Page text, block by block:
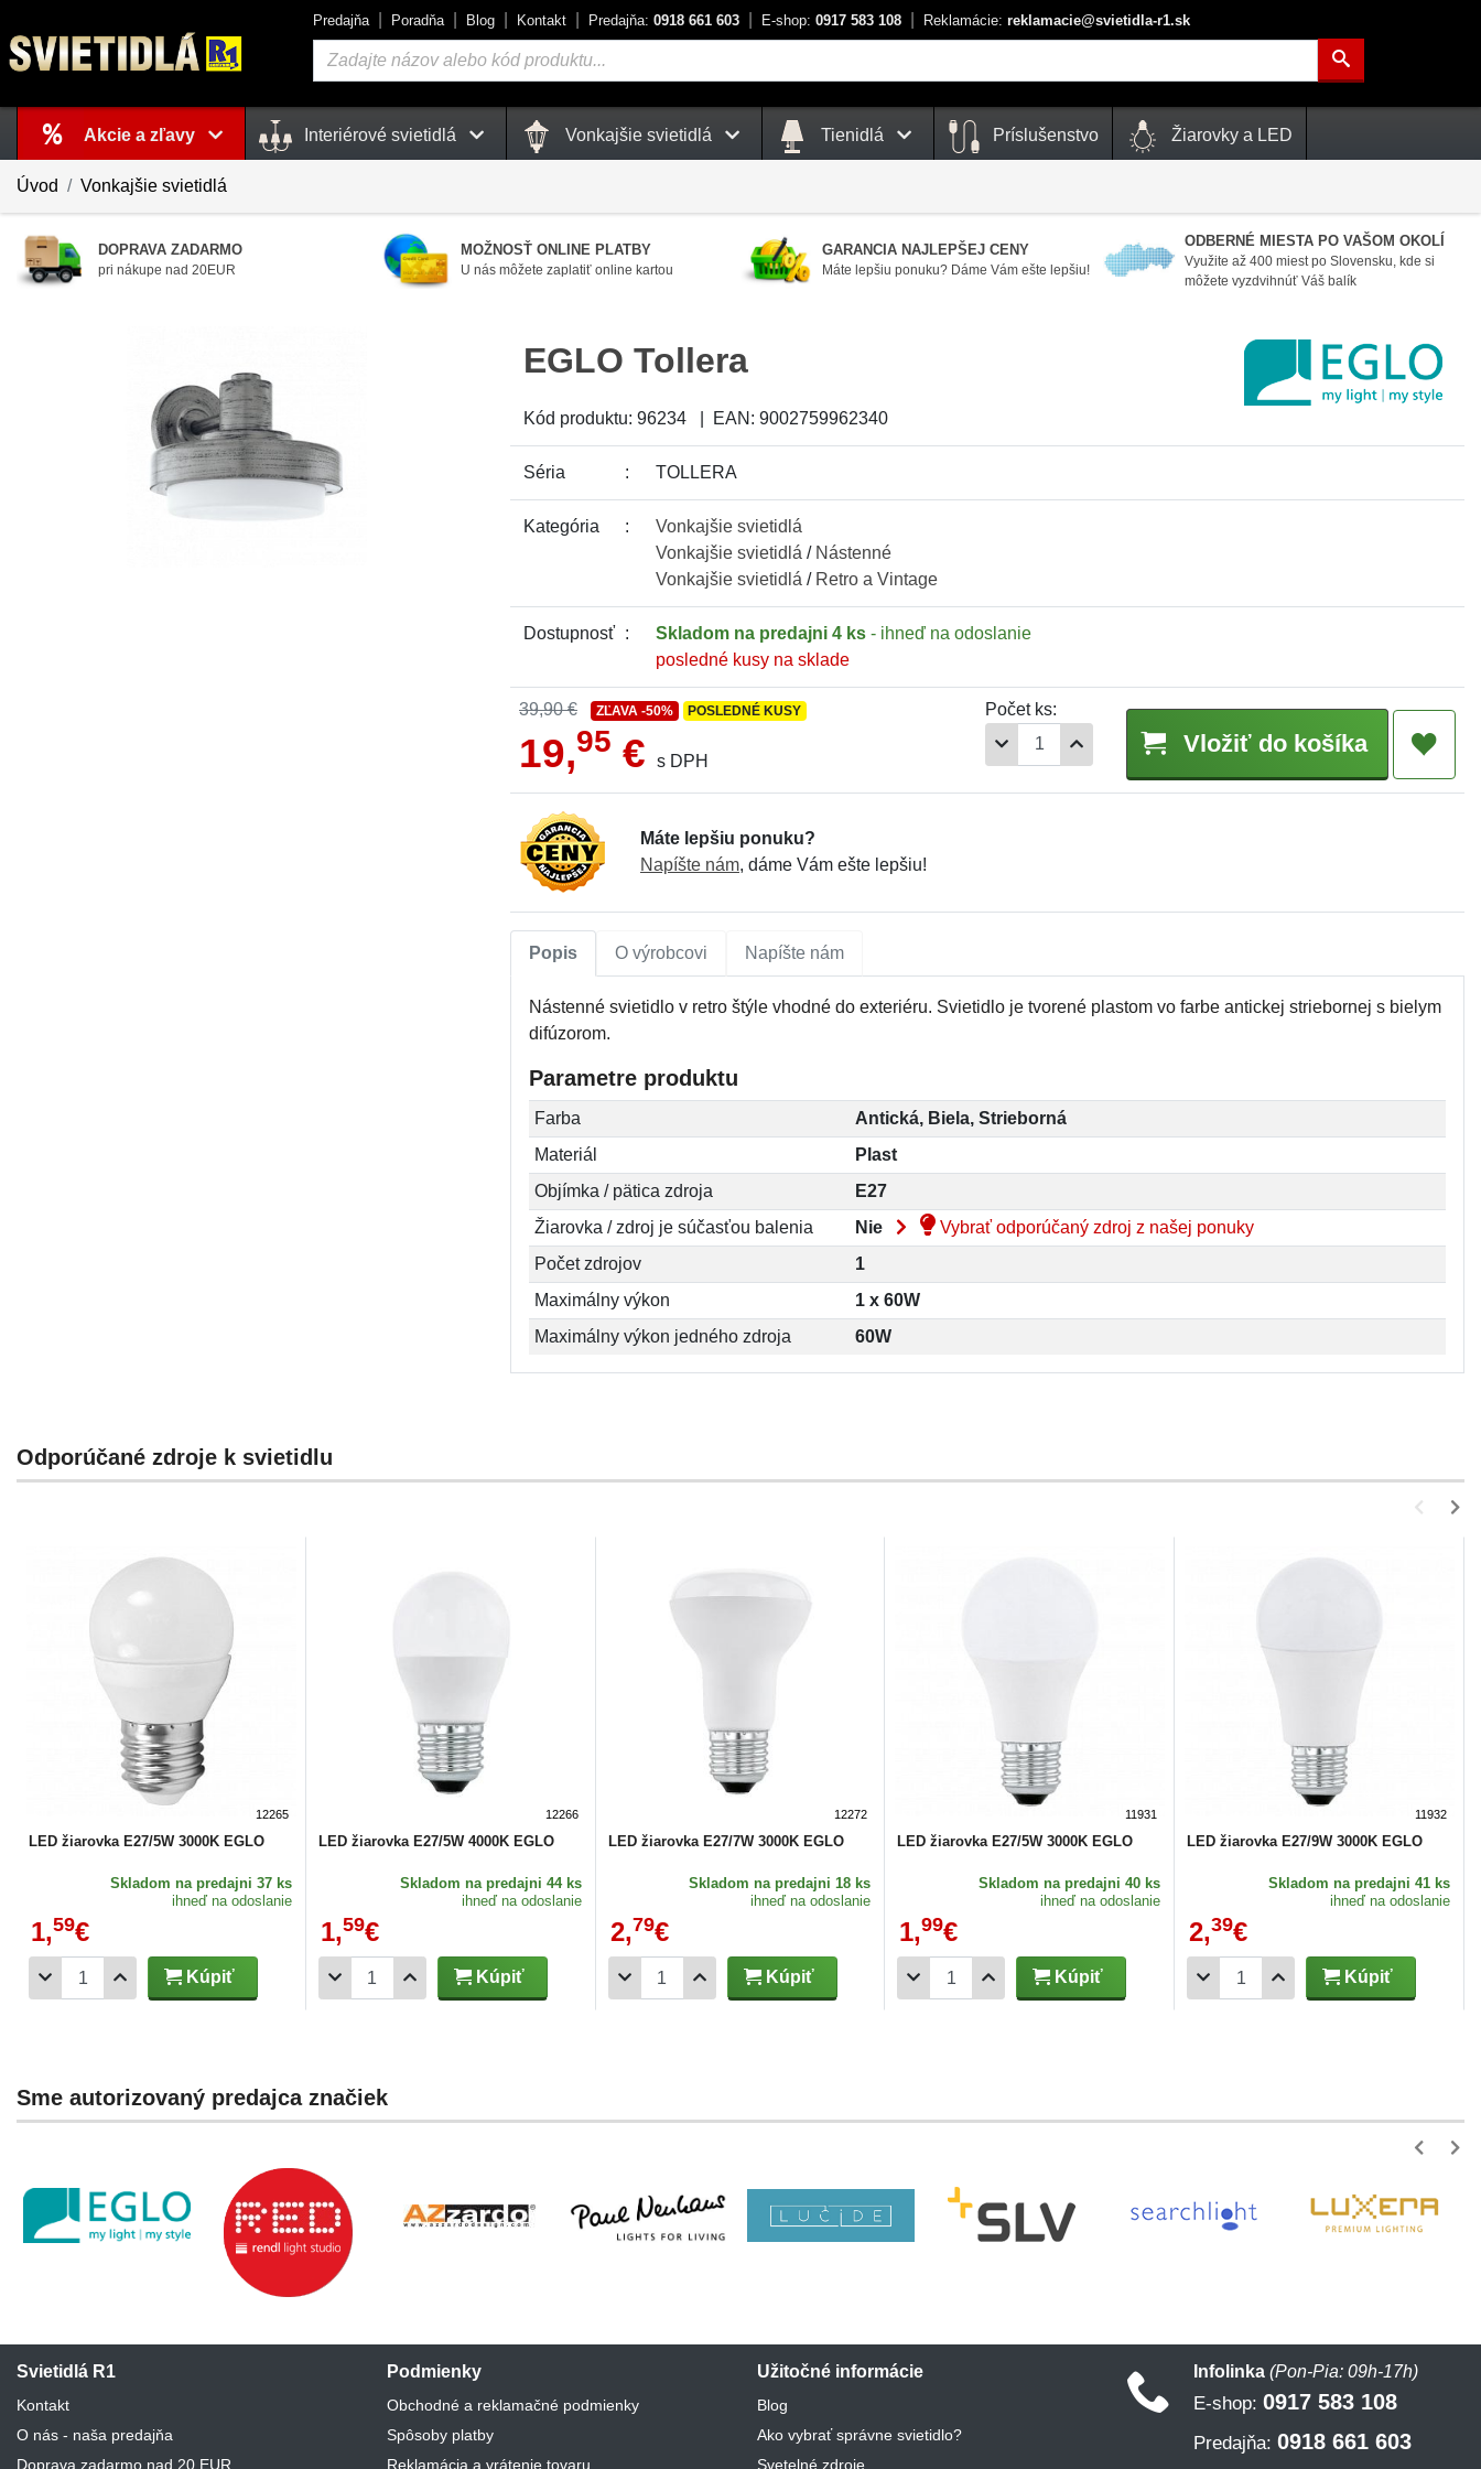
Predajňa Poradňa Blog Kontakt Predajňa: 0918 661 603 E-shop: 0917 583 108 Reklamácie: reklamacie@svietidla-r1.sk
Vyhľadávanie
Košík
je prázdny
Akcie a zľavy Interiérové svietidlá Vonkajšie svietidlá Tienidlá Príslušenstvo Žiarovky a LED
Úvod Vonkajšie svietidlá
DOPRAVA ZADARMO
pri nákupe nad 20EUR
MOŽNOSŤ ONLINE PLATBY
U nás môžete zaplatiť online kartou
GARANCIA NAJLEPŠEJ CENY
Máte lepšiu ponuku? Dáme Vám ešte lepšiu!
ODBERNÉ MIESTA PO VAŠOM OKOLÍ
Využite až 400 miest po Slovensku, kde si
môžete vyzdvihnúť Váš balík
EGLO Tollera
Kód produktu: 96234 EAN: 9002759962340
Séria TOLLERA
Kategória Vonkajšie svietidlá
Vonkajšie svietidlá / Nástenné
Vonkajšie svietidlá / Retro a Vintage
Dostupnosť Skladom na predajni 4 ks - ihneď na odoslanie
posledné kusy na sklade
39,90 € ZĽAVA -50% POSLEDNÉ KUSY
19,95 € s DPH
Počet ks:
Vložiť do košíka
Máte lepšiu ponuku?
Napíšte nám, dáme Vám ešte lepšiu!
Popis O výrobcovi Napíšte nám
Nástenné svietidlo v retro štýle vhodné do exteriéru. Svietidlo je tvorené plastom vo farbe antickej striebornej s bielym
difúzorom.
Parametre produktu
Farba
Antická, Biela, Strieborná
Materiál
Plast
Objímka / pätica zdroja
E27
Žiarovka / zdroj je súčasťou balenia
Nie
Vybrať odporúčaný zdroj z našej ponuky
Počet zdrojov
1
Maximálny výkon
1 x 60W
Maximálny výkon jedného zdroja
60W
Odporúčané zdroje k svietidlu
12265
LED žiarovka E27/5W 3000K EGLO
Skladom na predajni 37 ks
ihneď na odoslanie
1,59€
Kúpiť
12266
LED žiarovka E27/5W 4000K EGLO
Skladom na predajni 44 ks
ihneď na odoslanie
1,59€
Kúpiť
12272
LED žiarovka E27/7W 3000K EGLO
Skladom na predajni 18 ks
ihneď na odoslanie
2,79€
Kúpiť
11931
LED žiarovka E27/5W 3000K EGLO
Skladom na predajni 40 ks
ihneď na odoslanie
1,99€
Kúpiť
11932
LED žiarovka E27/9W 3000K EGLO
Skladom na predajni 41 ks
ihneď na odoslanie
2,39€
Kúpiť
Sme autorizovaný predajca značiek
Svietidlá R1
Kontakt
O nás - naša predajňa
Doprava zadarmo nad 20 EUR
Podmienky
Obchodné a reklamačné podmienky
Spôsoby platby
Reklamácia a vrátenie tovaru
Užitočné informácie
Blog
Ako vybrať správne svietidlo?
Svetelné zdroje
Infolinka (Pon-Pia: 09h-17h)
E-shop: 0917 583 108
Predajňa: 0918 661 603